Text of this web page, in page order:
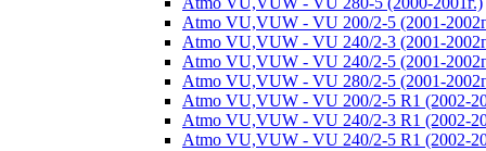
Atmo VU,VUW - VU 200/2-5 (2001-
Atmo VU,VUW - VU 240/2-3 (2001-
Atmo VU,VUW - VU 240/2-5 (2001-
Atmo VU,VUW - VU 280/2-5 (2001-
Atmo VU,VUW - VU 200/2-5 R1 (2002-
Atmo VU,VUW - VU 240/2-3 R1 (2002-
Atmo VU,VUW - VU 240/2-5 R1 (2002-